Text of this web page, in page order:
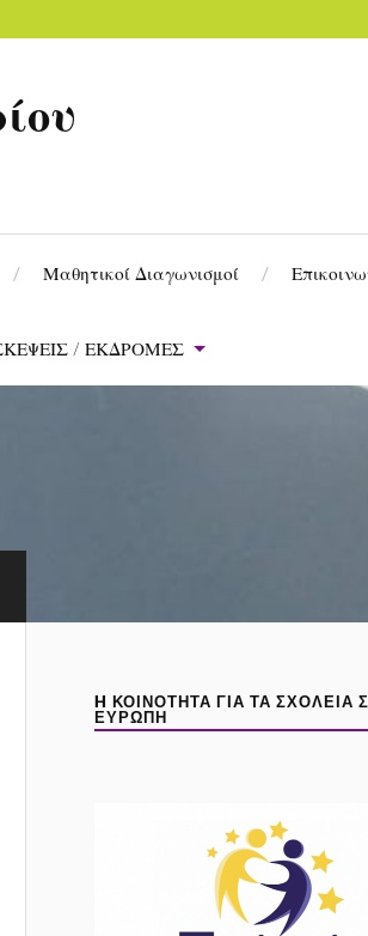
Μαθητικοί Διαγωνισμοί
/ ΕΚΔΡΟΜΕΣ
H ΚΟΙΝΌΤΗΤΑ ΓΙΑ ΤΑ ΣΧΟΛΕΊΑ
ΕΥΡΏΠΗ